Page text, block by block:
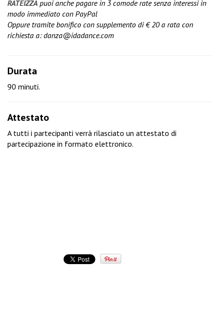
RATEIZZA puoi anche pagare in 3 comode rate senza interessi in
modo immediato con PayPal
Oppure tramite bonifico con supplemento di € 20 a rata con
richiesta a:danza@idadance.com
Durata
90 minuti.
Attestato
A tutti i partecipanti verrà rilasciato un attestato di
partecipazione in formato elettronico.